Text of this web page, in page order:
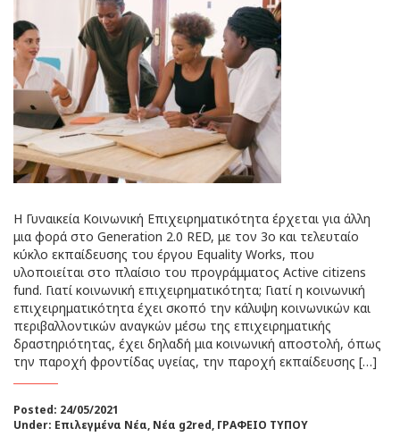
H Γυναικεία Κοινωνική Επιχειρηματικότητα έρχεται για άλλη
μια φορά στο Generation 2.0 RED, με τον 3ο και τελευταίο
κύκλο εκπαίδευσης του έργου Equality Works, που
υλοποιείται στο πλαίσιο του προγράμματος Active citizens
fund. Γιατί κοινωνική επιχειρηματικότητα; Γιατί η κοινωνική
επιχειρηματικότητα έχει σκοπό την κάλυψη κοινωνικών και
περιβαλλοντικών αναγκών μέσω της επιχειρηματικής
δραστηριότητας, έχει δηλαδή μια κοινωνική αποστολή, όπως
την παροχή φροντίδας υγείας, την παροχή εκπαίδευσης […]
Posted: 24/05/2021
Under: Επιλεγμένα Νέα, Νέα g2red, ΓΡΑΦΕΙΟ ΤΥΠΟΥ